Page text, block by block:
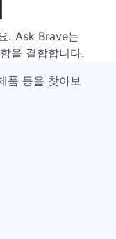
. Ask Brave는
을 결합합니다.
품 등을 찾아보